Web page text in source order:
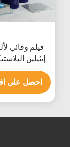
فيلم وقائي
إيثيلين
ملصق على
احصل على